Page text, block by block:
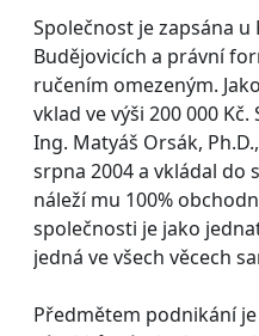
Společnost je zapsána
Budějovicích a právní
ručením omezeným.
vklad ve výši 200 000
Ing. Matyáš Orsák,
srpna 2004 a vkládal do
náleží mu 100%
společnosti je jako
jedná ve všech věcech
Předmětem podnikání